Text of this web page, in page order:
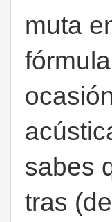
muta
sabes
tras